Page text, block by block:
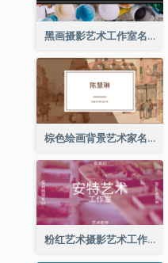
黑画摄影艺术工作室名片
棕色绘画背景艺术家名片
粉红艺术摄影艺术工作室名片